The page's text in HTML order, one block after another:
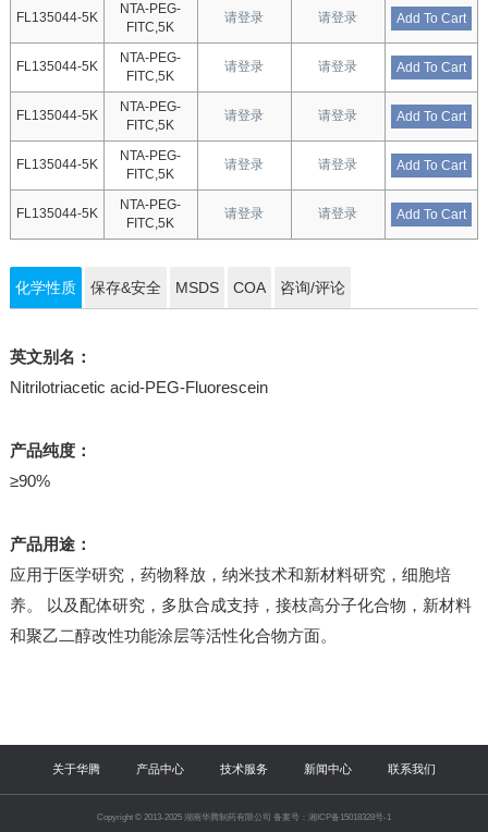
FL135044-5K
NTA-PEG-
FITC,5K
请登录 请登录 Add To Cart
FL135044-5K
NTA-PEG-
FITC,5K
请登录 请登录 Add To Cart
FL135044-5K
NTA-PEG-
FITC,5K
请登录 请登录 Add To Cart
FL135044-5K
NTA-PEG-
FITC,5K
请登录 请登录 Add To Cart
FL135044-5K
NTA-PEG-
FITC,5K
请登录 请登录 Add To Cart
化学性质 保存&安全 MSDS COA 咨询/评论
英文别名：
Nitrilotriacetic acid-PEG-Fluorescein
产品纯度：
≥90%
产品用途：
应用于医学研究，药物释放，纳米技术和新材料研究，细胞培
养。 以及配体研究，多肽合成支持，接枝高分子化合物，新材料
和聚乙二醇改性功能涂层等活性化合物方面。
关于华腾 产品中心 技术服务 新闻中心 联系我们
Copyright © 2013-2025 湖南华腾制药有限公司 备案号：湘ICP备15018328号-1